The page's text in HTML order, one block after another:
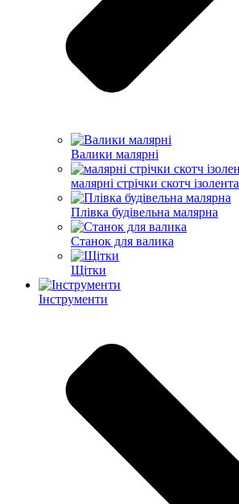
Валики малярні
малярні стрічки скотч ізолента
Плівка будівельна малярна
Станок для валика
Щітки
Інструменти